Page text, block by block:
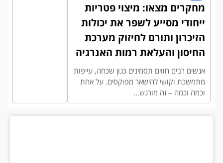
מחקרים מצאו: מיצוי פטריות
ייחודי מסייע לשפר את יכולות
הזיכרון ותורם לחיזוק מערכת
החיסון והעלאת רמות האנרגיה
אנשים רבים חווים תסמינים כגון שכחה, עייפות
מתמשכת וקושי להישאר מפוקסים. על אחת
וכמה וכמה – זה מורגש...